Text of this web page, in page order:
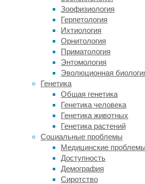
Зоофизиология
Герпетология
Ихтиология
Орнитология
Приматология
Энтомология
Эволюционная
Генетика
Общая генетика
Генетика человека
Генетика животных
Генетика растений
Социальные проблемы
Медицинские проблемы
Доступность
Демография
Сиротство
инсульт.
Существует
несколько
гипотез
патофизиологических
механизмов
таких
инсультов.
Например,
сообщалось,
расслоение
одной
из
шейных
артерий
ответственно